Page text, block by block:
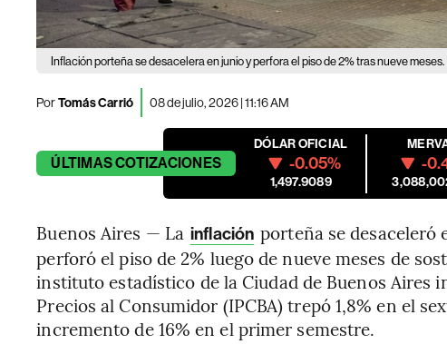
Inflación porteña se desacelera en junio y perfora el piso de 2% tras nueve meses.
PorTomás Carrió 08 de julio, 2026 | 11:16 AM
ÚLTIMASCOTIZACIONES
DÓLAR OFICIAL
-0.05%
1,497.9089
-
Buenos Aires — La inflación porteña se
perforó el piso de 2% luego de nueve meses de
instituto estadístico de la Ciudad de Buenos Aires
Precios al Consumidor (IPCBA) trepó 1,8% en el
incremento de 16% en el primer semestre.